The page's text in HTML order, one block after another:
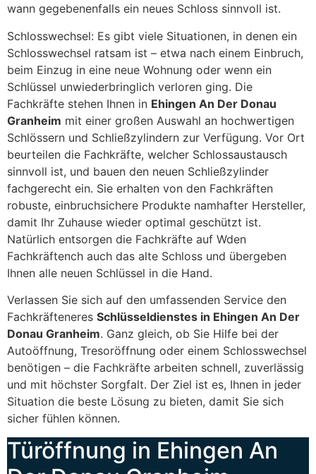
wann gegebenenfalls ein neues Schloss sinnvoll ist.
Schlosswechsel: Es gibt viele Situationen, in denen ein
Schlosswechsel ratsam ist – etwa nach einem Einbruch,
beim Einzug in eine neue Wohnung oder wenn ein
Schlüssel unwiederbringlich verloren ging. Die
Fachkräfte stehen Ihnen in Ehingen An Der Donau
Granheim mit einer großen Auswahl an hochwertigen
Schlössern und Schließzylindern zur Verfügung. Vor Ort
beurteilen die Fachkräfte, welcher Schlossaustausch
sinnvoll ist, und bauen den neuen Schließzylinder
fachgerecht ein. Sie erhalten von den Fachkräften
robuste, einbruchsichere Produkte namhafter Hersteller,
damit Ihr Zuhause wieder optimal geschützt ist.
Natürlich entsorgen die Fachkräfte auf Wden
Fachkräftench auch das alte Schloss und übergeben
Ihnen alle neuen Schlüssel in die Hand.
Verlassen Sie sich auf den umfassenden Service den
Fachkräfteneres Schlüsseldienstes in Ehingen An Der
Donau Granheim. Ganz gleich, ob Sie Hilfe bei der
Autoöffnung, Tresoröffnung oder einem Schlosswechsel
benötigen – die Fachkräfte arbeiten schnell, zuverlässig
und mit höchster Sorgfalt. Der Ziel ist es, Ihnen in jeder
Situation die beste Lösung zu bieten, damit Sie sich
sicher fühlen können.
Türöffnung in Ehingen An